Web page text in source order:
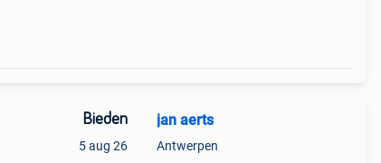
Bieden
5 aug 26
jan aerts
Antwerpen